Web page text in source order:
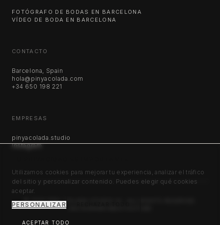
FOTÓGRAFO DE BODAS EN BARCELONA
VÍDEO DE BODA EN BARCELONA
CONTACTO
Barcelona, Spain
hola@pinyacolada.com
+34 650 198 221
EMPRESAS
pinyacolada.studio
Instagram
©2026PIÑA COLADA STUDIO SL. ALL RIGHTS RESERVED.
Utilizamos cookies para mejorar tu experiencia, analizar el tráfico
del sitio y personalizar contenido. Puedes elegir qué cookies
aceptar.
PERSONALIZAR
ACEPTAR TODO